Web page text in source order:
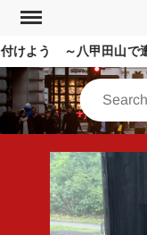
Skip
content
けよう ～八甲田山で遭
Search